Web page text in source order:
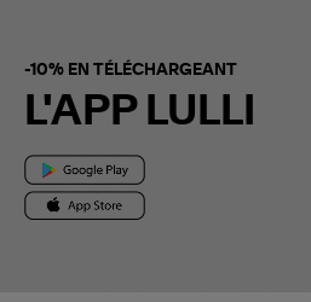
-10% EN TÉLÉCHARGEANT
L'APP LULLI